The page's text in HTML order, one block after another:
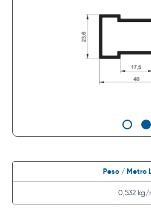
Peso / Metro
0,532 kg/